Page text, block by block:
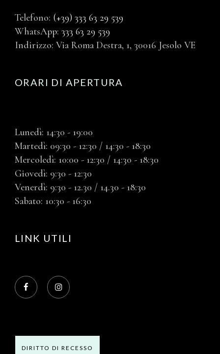
Telefono: (+39) 333 63 29 539
WhatsApp: 333 63 29 539
Indirizzo: Via Roma Destra, 1, 30016 Jesolo VE
ORARI DI APERTURA
Lunedì: 14:30 - 19:00
Martedì: 09:30 - 12:30 / 14:30 - 18:30
Mercoledì: 10:00 - 12:30 / 14:30 - 18:30
Giovedì: 9:30 - 12:30
Venerdì: 9:30 - 12.30 / 14.30 - 18:30
Sabato: 10:30 - 16:30
LINK UTILI
DIRITTO DI RECESSO